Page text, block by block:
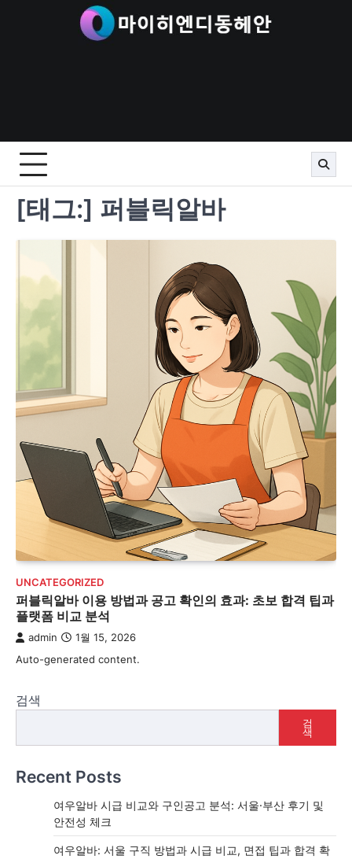
[태그:] 퍼블릭알바
UNCATEGORIZED
퍼블릭알바 이용 방법과 공고 확인의 효과: 초보 합격 팁과
플랫폼 비교 분석
admin 1월 15, 2026
Auto-generated content.
검색
검
색
Recent Posts
여우알바 시급 비교와 구인공고 분석: 서울·부산 후기 및
안전성 체크
여우알바: 서울 구직 방법과 시급 비교, 면접 팁과 합격 확